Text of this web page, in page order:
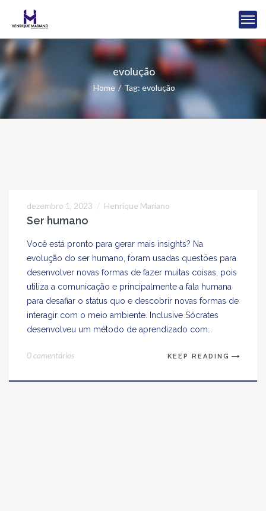
evolução
Home Tag: evolução
01
DEZ
dezembro 1, 2023 Henrique Mariano
Ser humano
Você está pronto para gerar mais insights? Na
evolução do ser humano, foram usadas questões para
desenvolver novas formas de fazer muitas coisas, pois
utiliza a comunicação e principalmente a fala humana
para desafiar o status quo e descobrir novas formas de
interagir com o meio ambiente. Inclusive Sócrates
desenvolveu um método de aprendizado com…
0 comentários KEEP READING